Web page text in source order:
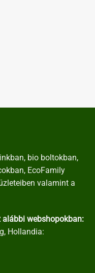
bio boltokban,
EcoFamily
valamint a
alábbi webshopokban:
Hollandia: